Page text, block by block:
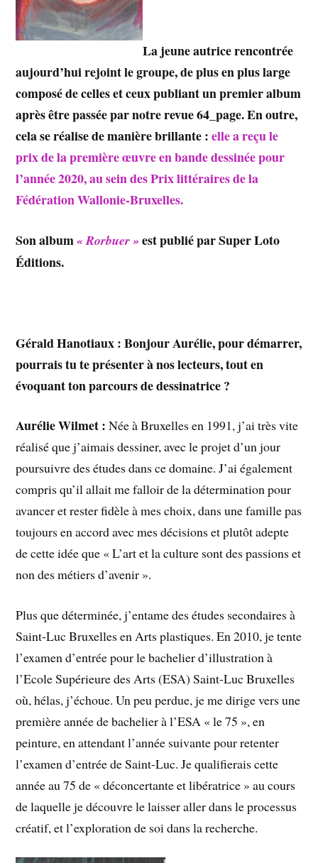
La jeune autrice rencontrée
aujourd’hui rejoint le groupe, de plus en plus large
composé de celles et ceux publiant un premier album
après être passée par notre revue 64_page. En outre,
cela se réalise de manière brillante :elle a reçu le
prix de la première œuvre en bande dessinée pour
l’année 2020, au sein desPrix littéraires de la
Fédération Wallonie-Bruxelles.
Son album« Rorbuer » est publié par Super Loto
Éditions.
Gérald Hanotiaux : Bonjour Aurélie, pour démarrer,
pourrais tu te présenter à nos lecteurs, tout en
évoquant ton parcours de dessinatrice ?
Aurélie Wilmet :Née à Bruxelles en 1991, j’ai très vite
réalisé que j’aimais dessiner, avec le projet d’un jour
poursuivre des études dans ce domaine. J’ai également
compris qu’il allait me falloir de la détermination pour
avancer et rester fidèle à mes choix, dans une famille pas
toujours en accord avec mes décisions et plutôt adepte
de cette idée que « L’art et la culture sont des passions et
non des métiers d’avenir ».
Plus que déterminée, j’entame des études secondaires à
Saint-Luc Bruxelles en Arts plastiques. En 2010, je tente
l’examen d’entrée pour le bachelier d’illustration à
l’Ecole Supérieure des Arts (ESA) Saint-Luc Bruxelles
où, hélas, j’échoue. Un peu perdue, je me dirige vers une
première année de bachelier à l’ESA « le 75 », en
peinture, en attendant l’année suivante pour retenter
l’examen d’entrée de Saint-Luc. Je qualifierais cette
année au 75 de « déconcertante et libératrice » au cours
de laquelle je découvre le laisser aller dans le processus
créatif, et l’exploration de soi dans la recherche.